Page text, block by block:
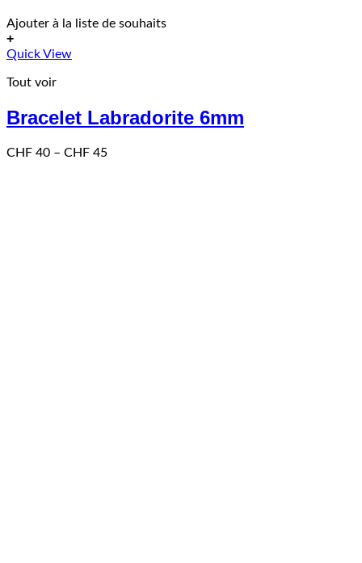
Ajouter à la liste de souhaits
+
Ce
a
variations.
Les
options
peuvent
Quick View
Tout voir
Bracelet Labradorite 6mm
CHF 40 – CHF 45Price